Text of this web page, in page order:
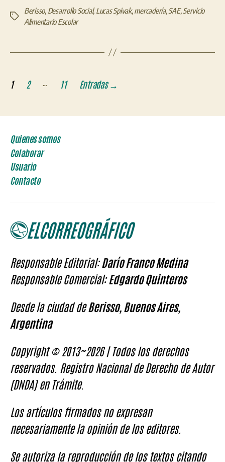
Etiquetas
Berisso, Desarrollo Social,Lucas Spivak,mercadería,SAE,Servicio
Alimentario Escolar
Paginación
de
entradas
1 2 11 Entradas→
Quienes somos
Colaborar
Usuario
Contacto
Responsable Editorial:Darío Franco Medina
Responsable Comercial:Edgardo Quinteros
Desde la ciudad deBerisso, Buenos Aires,
Argentina
Copyright © 2013~2026 | Todos los derechos
reservados. Registro Nacional de Derecho de Autor
(DNDA) en Trámite.
Los artículos firmados no expresan
necesariamente la opinión de los editores.
Se autoriza la reproducción de los textos citando